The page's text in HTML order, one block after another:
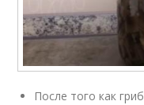
После того как